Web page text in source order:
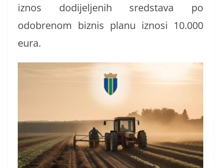
iznos dodijeljenih sredstava po
odobrenom biznis planu iznosi 10.000
eura.